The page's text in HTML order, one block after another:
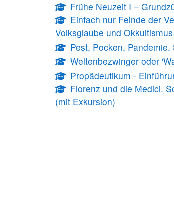
Frühe Neuzeit I –
Einfach nur Feinde der
Volksglaube und Okkultismus
Pest, Pocken,
Weltenbezwinger oder
Propädeutikum -
Florenz und die Medici.
(mit Exkursion)